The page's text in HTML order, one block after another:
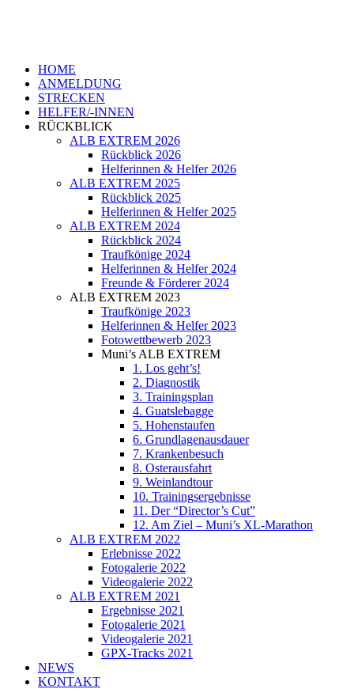
HOME
ANMELDUNG
STRECKEN
HELFER/-INNEN
RÜCKBLICK
ALB EXTREM 2026
Rückblick 2026
Helferinnen & Helfer 2026
ALB EXTREM 2025
Rückblick 2025
Helferinnen & Helfer 2025
ALB EXTREM 2024
Rückblick 2024
Traufkönige 2024
Helferinnen & Helfer 2024
Freunde & Förderer 2024
ALB EXTREM 2023
Traufkönige 2023
Helferinnen & Helfer 2023
Fotowettbewerb 2023
Muni’s ALB EXTREM
1. Los geht’s!
2. Diagnostik
3. Trainingsplan
4. Guatslebagge
5. Hohenstaufen
6. Grundlagenausdauer
7. Krankenbesuch
8. Osterausfahrt
9. Weinlandtour
10. Trainingsergebnisse
11. Der “Director’s Cut”
12. Am Ziel – Muni’s XL-Marathon
ALB EXTREM 2022
Erlebnisse 2022
Fotogalerie 2022
Videogalerie 2022
ALB EXTREM 2021
Ergebnisse 2021
Fotogalerie 2021
Videogalerie 2021
GPX-Tracks 2021
NEWS
KONTAKT